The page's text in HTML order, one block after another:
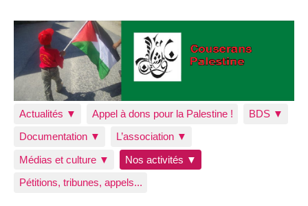
Actualités ▼ Appel à dons pour la Palestine !
BDS ▼
Documentation ▼
L’association ▼
Médias et culture ▼
Nos activités ▼
Pétitions, tribunes, appels...